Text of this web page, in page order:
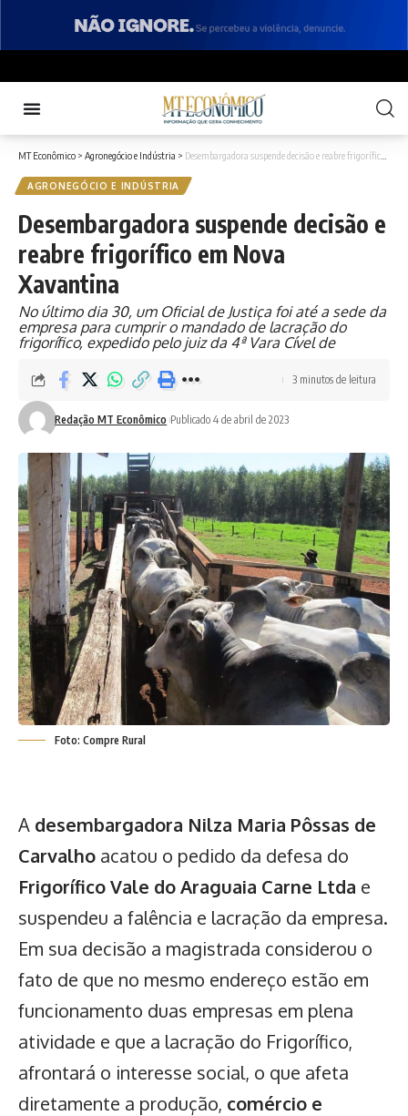
MT Econômico > Agronegócio e Indústria > Desembargadora suspende decisão e reabre frigorífico em Nova Xavantina
AGRONEGÓCIO E INDÚSTRIA
Desembargadora suspende decisão e
reabre frigorífico em Nova
Xavantina
No último dia 30, um Oficial de Justiça foi até a sede da
empresa para cumprir o mandado de lacração do
frigorífico, expedido pelo juiz da 4ª Vara Cível de
Redação MT Econômico Publicado 4 de abril de 2023
3 minutos de leitura
Foto: Compre Rural
A desembargadora Nilza Maria Pôssas de
Carvalho acatou o pedido da defesa do
Frigorífico Vale do Araguaia Carne Ltda e
suspendeu a falência e lacração da empresa.
Em sua decisão a magistrada considerou o
fato de que no mesmo endereço estão em
funcionamento duas empresas em plena
atividade e que a lacração do Frigorífico,
afrontará o interesse social, o que afeta
diretamente a produção, comércio e